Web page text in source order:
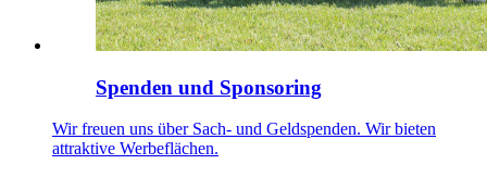
Spenden und Sponsoring
Wir freuen uns über Sach- und Geldspenden. Wir bieten
attraktive Werbeflächen.